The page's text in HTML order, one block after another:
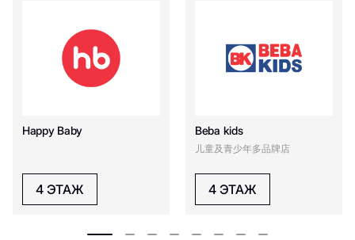
Happy Baby
4 ЭТАЖ
Beba kids
儿童及青少年多品牌店
4 ЭТАЖ